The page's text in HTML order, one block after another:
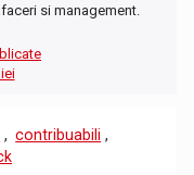
si management.
, contribuabili ,